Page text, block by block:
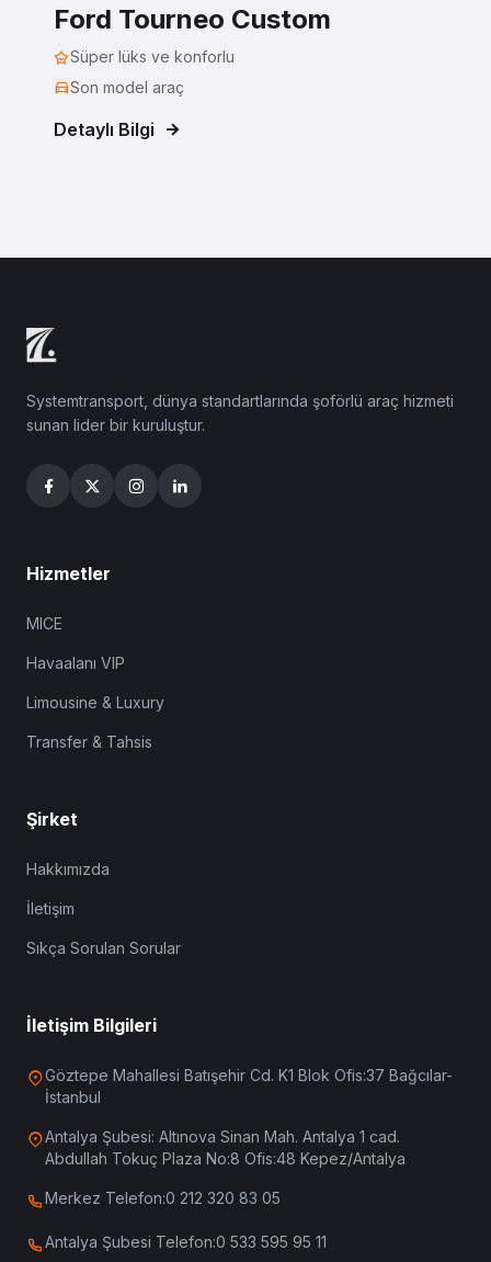
Ford Tourneo Custom
Süper lüks ve konforlu
Son model araç
Detaylı Bilgi
Systemtransport, dünya standartlarında şoförlü araç hizmeti
sunan lider bir kuruluştur.
Hizmetler
MICE
Havaalanı VIP
Limousine & Luxury
Transfer & Tahsis
Şirket
Hakkımızda
İletişim
Sıkça Sorulan Sorular
İletişim Bilgileri
Göztepe Mahallesi Batışehir Cd. K1 Blok Ofis:37 Bağcılar-
İstanbul
Antalya Şubesi: Altınova Sinan Mah. Antalya 1 cad.
Abdullah Tokuç Plaza No:8 Ofis:48 Kepez/Antalya
Merkez Telefon:0 212 320 83 05
Antalya Şubesi Telefon:0 533 595 95 11